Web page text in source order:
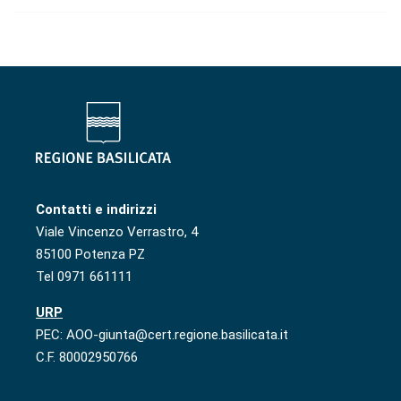
Contatti e indirizzi
Viale Vincenzo Verrastro, 4
85100 Potenza PZ
Tel 0971 661111
URP
PEC: AOO-giunta@cert.regione.basilicata.it
C.F. 80002950766